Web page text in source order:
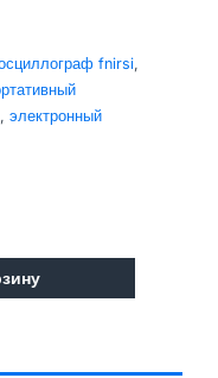
fnirsi
электронный